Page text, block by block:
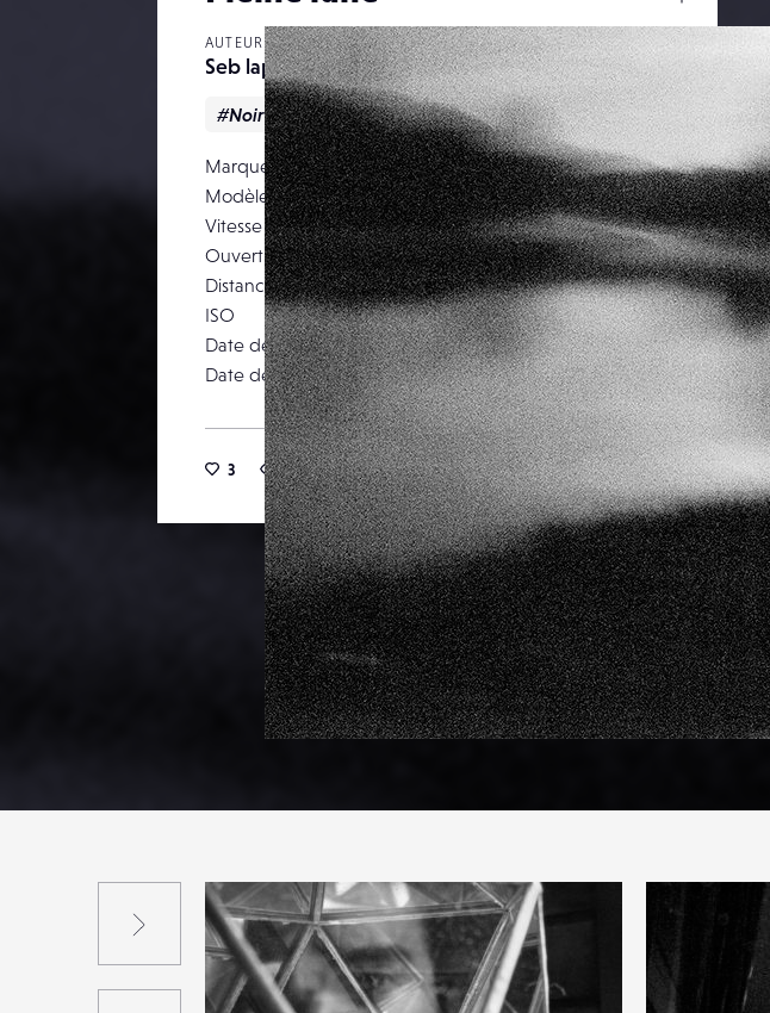
AUTEUR
Seb lapioch
#Noir & blanc
Marque
NIKON CORPORATION
Modèle
NIKON D300S
Vitesse d’obturation
1/5
Ouverture
f/4
Distance focale
135 mm
ISO
3200
Date de prise de vue
30 janvier 2013
Date de publication
09 juillet 2014
3 20 2
/
Fermer
Suivant
Précédent